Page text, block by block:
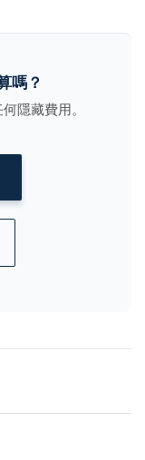
嗎？
隱藏費用。